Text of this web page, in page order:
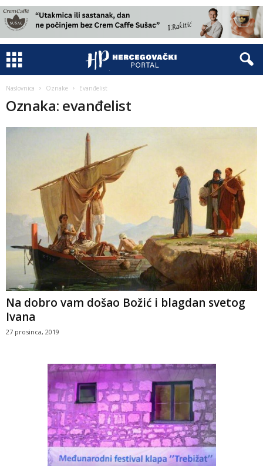
Naslovnica Oznake Evanđelist
Oznaka: evanđelist
Na dobro vam došao Božić i blagdan svetog
Ivana
27 prosinca, 2019